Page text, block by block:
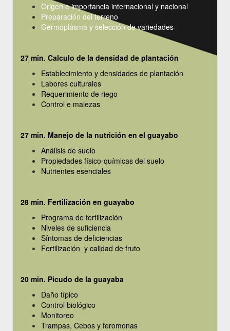
Origen e importancia internacional y nacional
Preparación del terreno
Germoplasma y selección de variedades
27 min. Calculo de la densidad de plantación
Establecimiento y densidades de plantación
Labores culturales
Requerimiento de riego
Control e malezas
27 min. Manejo de la nutrición en el guayabo
Análisis de suelo
Propiedades físico-químicas del suelo
Nutrientes esenciales
28 min. Fertilización en guayabo
Programa de fertilización
Niveles de suficiencia
Síntomas de deficiencias
Fertilización y calidad de fruto
20 min. Picudo de la guayaba
Daño típico
Control biológico
Monitoreo
Trampas, Cebos y feromonas